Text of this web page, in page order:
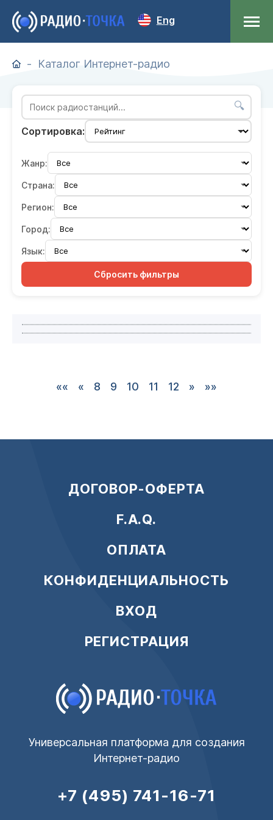
Eng
Каталог Интернет-радио
🔍
Сортировка:
Жанр:
Страна:
Регион:
Город:
Язык:
Сбросить фильтры
Стратосфера https://cp.ural-radio-station.ru:1030/api/startpage/7/★0.00
«« « 8 9 10 11 12 » »»
ДОГОВОР-ОФЕРТА
F.A.Q.
ОПЛАТА
КОНФИДЕНЦИАЛЬНОСТЬ
ВХОД
РЕГИСТРАЦИЯ
Универсальная платформа для создания
Интернет-радио
+7 (495) 741-16-71